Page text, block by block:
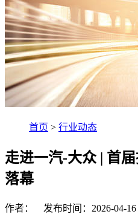
首页 > 行业动态
走进一汽-大众 | 首
落幕
作者： 发布时间：2026-04-16